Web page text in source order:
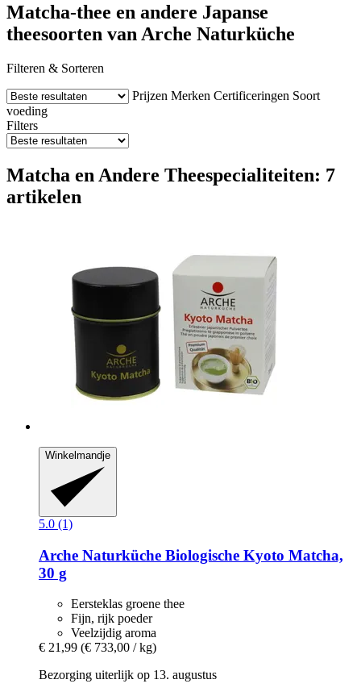
Matcha-thee en andere Japanse
theesoorten van Arche Naturküche
Filteren & Sorteren
Prijzen Merken Certificeringen Soort
voeding
Filters
Matcha en Andere Theespecialiteiten: 7
artikelen
Winkelmandje
5.0 (1)
Arche Naturküche Biologische Kyoto Matcha,
30 g
Eersteklas groene thee
Fijn, rijk poeder
Veelzijdig aroma
€ 21,99 (€ 733,00 / kg)
Bezorging uiterlijk op 13. augustus